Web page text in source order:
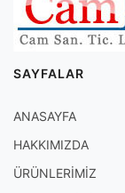
SAYFALAR
ANASAYFA
HAKKIMIZDA
ÜRÜNLERİMİZ